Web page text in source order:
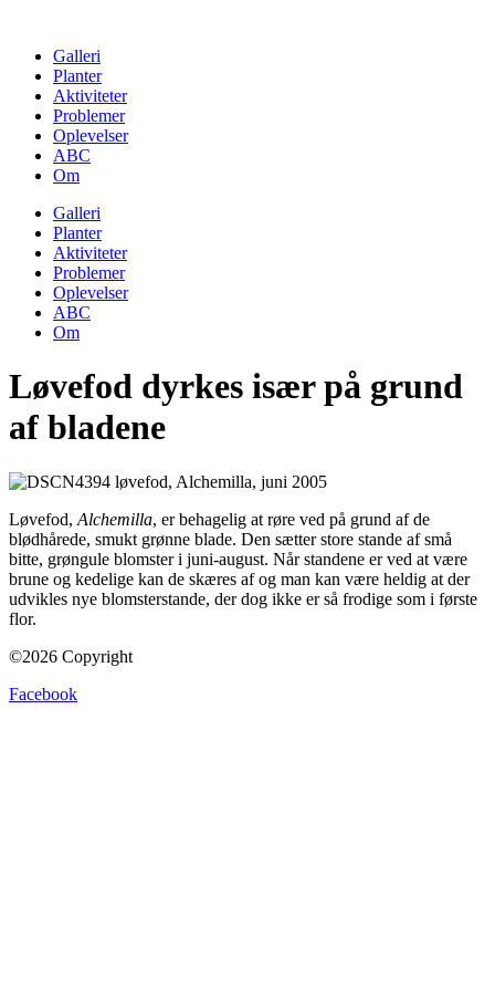
contentGalleri
Planter
Aktiviteter
Problemer
Oplevelser
ABC
Om
Galleri
Planter
Aktiviteter
Problemer
Oplevelser
ABC
Om
Løvefod dyrkes især på grund
af bladene
Løvefod, Alchemilla, er behagelig at røre ved på grund af de
blødhårede, smukt grønne blade. Den sætter store stande af små
bitte, grøngule blomster i juni-august. Når standene er ved at være
brune og kedelige kan de skæres af og man kan være heldig at der
udvikles nye blomsterstande, der dog ikke er så frodige som i første
flor.
©2026 Copyright
Facebook